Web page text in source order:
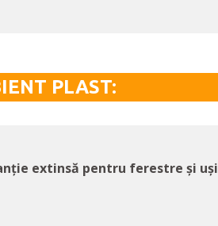
PLAST:
extinsă pentru ferestre şi uşi